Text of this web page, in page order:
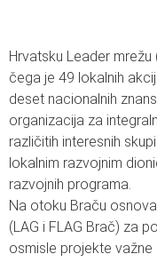
Hrvatsku Leader
čega je 49 lokalnih
deset nacionalnih
organizacija za
različitih interesnih
lokalnim razvojnim
razvojnih programa.
Na otoku Braču
(LAG i FLAG Brač) za
osmisle projekte